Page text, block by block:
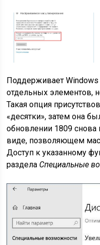
Поддерживает
отдельных элементов,
Такая опция
«десятки», затем она
обновлении 1809 снова
виде, позволяющем
Доступ к указанному
раздела Специальные